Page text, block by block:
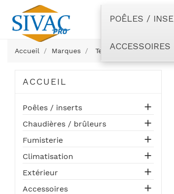
POÊLES /
ACCESSOIRES
Accueil Marques Termovana
ACCUEIL
Poêles / inserts 
Chaudières / brûleurs 
Fumisterie 
Climatisation 
Extérieur 
Accessoires 